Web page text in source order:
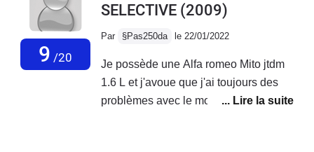
quoi une conductrice à gentiment mis fin à mes
souffrances en me refusant une priorité... RIP la mito :)
9 /20
SELECTIVE (2009)
Par §Pas250da le 22/01/2022
Je possède une Alfa romeo Mito jtdm
1.6 L et j'avoue que j'ai toujours des
problèmes avec le moteur au quel